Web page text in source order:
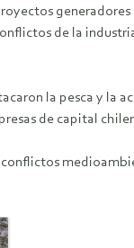
de la
la pesca y la
de capital